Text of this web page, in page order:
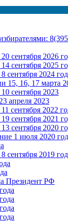
сентября 2026
сентября 2025
сентября 2024
15, 16, 17 марта
сентября 2023
апреля 2023
сентября 2022
сентября 2021
сентября 2020
1 июля 2020
сентября 2019
Президент РФ